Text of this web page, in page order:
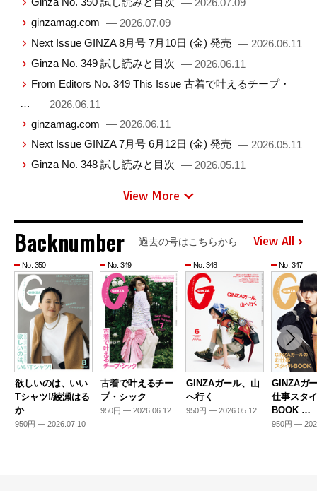
ginzamag.com — 2026.07.09
Next Issue GINZA 8月号 7月10日 (金) 発売 — 2026.06.11
Ginza No. 349 試し読みと目次 — 2026.06.11
From Editors No. 349 This Issue 古着で叶えるチープ・
… — 2026.06.11
ginzamag.com — 2026.06.11
Next Issue GINZA 7月号 6月12日 (金) 発売 — 2026.05.11
Ginza No. 348 試し読みと目次 — 2026.05.11
View More
Backnumber 過去の号はこちらから View All
No. 350
欲しいのは、いい
Tシャツ!/綾瀬はる
か
950円 — 2026.07.10
No. 349
古着で叶えるチー
プ・シック
950円 — 2026.06.12
No. 348
GINZAガール、山
へ行く
950円 — 2026.05.12
No. 347
GINZAガ
仕事スタ
BOOK …
950円 —